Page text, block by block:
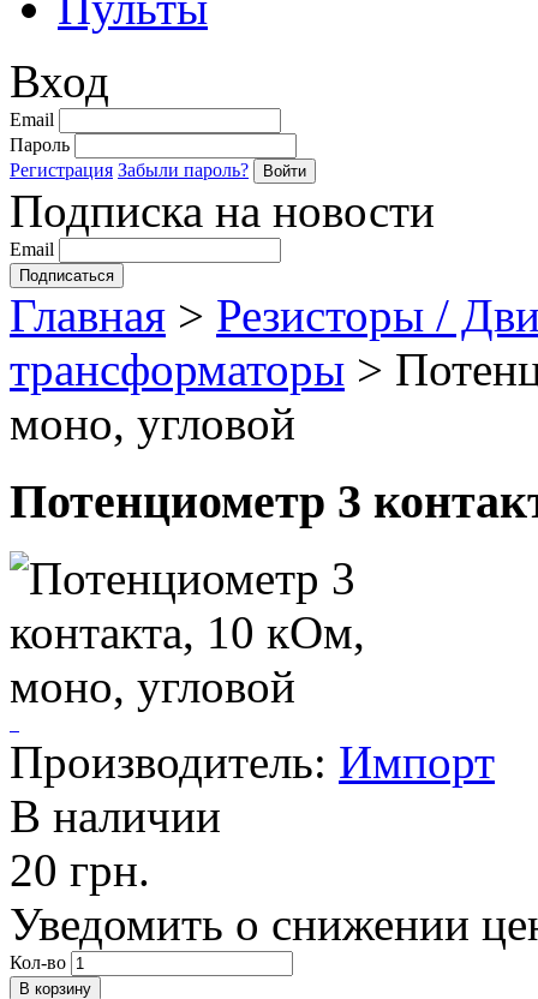
Вход
Email
Пароль
Регистрация Забыли пароль?
Подписка на новости
Email
Главная > Резисторы /
трансформаторы >
моно, угловой
Потенциометр 3
Производитель: Импорт
В наличии
20 грн.
Уведомить о снижении
Кол-во